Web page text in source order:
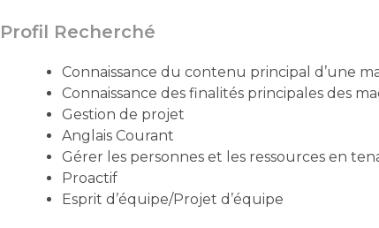
Profil Recherché
Connaissance du contenu principal d’une
Connaissance des finalités principales des
Gestion de projet
Anglais Courant
Gérer les personnes et les ressources en
Proactif
Esprit d’équipe/Projet d’équipe